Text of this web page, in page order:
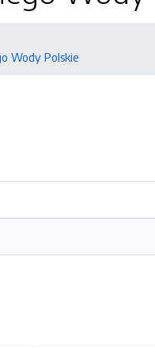
Wody Polskie